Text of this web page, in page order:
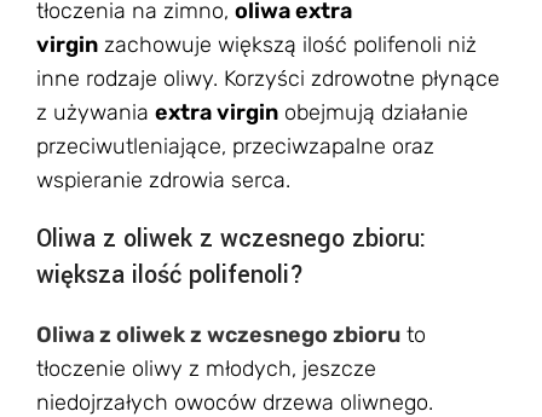
tłoczenia na zimno, oliwa extra
virgin zachowuje większą ilość polifenoli niż
inne rodzaje oliwy. Korzyści zdrowotne płynące
z używania extra virgin obejmują działanie
przeciwutleniające, przeciwzapalne oraz
wspieranie zdrowia serca.
Oliwa z oliwek z wczesnego zbioru:
większa ilość polifenoli?
Oliwa z oliwek z wczesnego zbioru to
tłoczenie oliwy z młodych, jeszcze
niedojrzałych owoców drzewa oliwnego.